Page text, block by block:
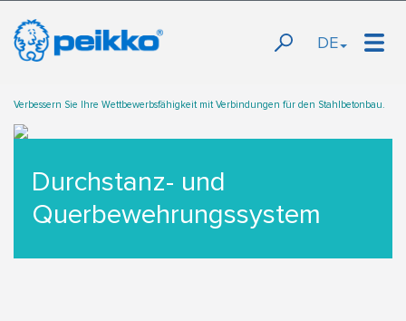
DE
Verbessern Sie Ihre Wettbewerbsfähigkeit mit Verbindungen für den Stahlbetonbau.
Durchstanz- und
Querbewehrungssystem